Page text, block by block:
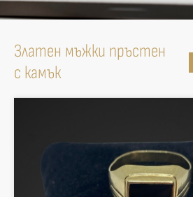
Златен мъжки пръстен
с камък